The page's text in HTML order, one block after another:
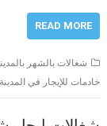
READ MORE
شغالات بالشهر
خادمات للإيجار في